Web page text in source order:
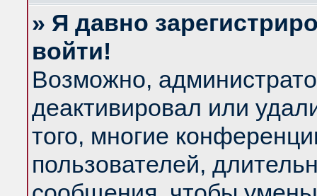
» Я давно
войти!
Возможно,
деактивировал или
того, многие
пользователей,